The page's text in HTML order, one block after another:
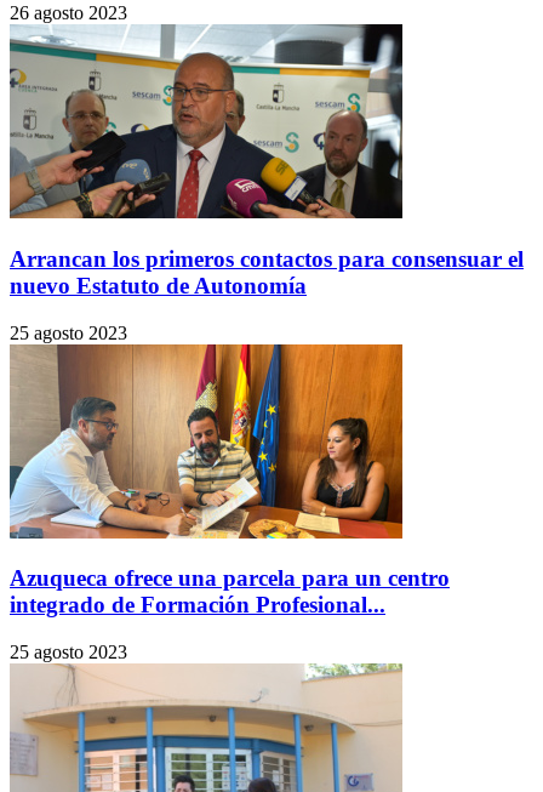
26 agosto 2023
Arrancan los primeros contactos para consensuar el
nuevo Estatuto de Autonomía
25 agosto 2023
Azuqueca ofrece una parcela para un centro
integrado de Formación Profesional...
25 agosto 2023